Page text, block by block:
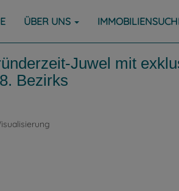
ÜBER UNS
Juwel mit
Bezirks